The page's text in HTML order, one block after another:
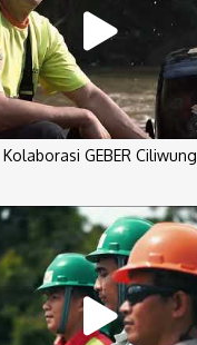
Kolaborasi GEBER Ciliwung